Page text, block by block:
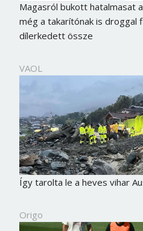
Magasról bukott hatalmasat
még a takarítónak is
dílerkedett össze
VAOL
Így tarolta le a heves vihar
Origo